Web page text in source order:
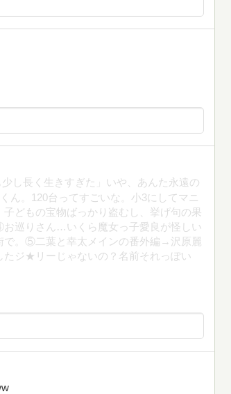
し長く生きすぎた」いや、あんた永遠の
ん。120台ってすごいな。小3にしてマニ
どもの宝物ばっかり盗むし、挙げ句の果
巡りさん…いくら魔女っ子愛良が怪しい
で。⑤二葉と幸太メインの番外編→沢原麗
たジ★リーじゃないの？名前それっぽい